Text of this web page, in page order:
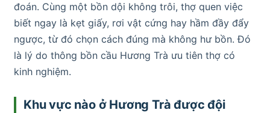
đoán. Cùng một bồn dội không trôi, thợ quen việc
biết ngay là kẹt giấy, rơi vật cứng hay hầm đầy đẩy
ngược, từ đó chọn cách đúng mà không hư bồn. Đó
là lý do thông bồn cầu Hương Trà ưu tiên thợ có
kinh nghiệm.
Khu vực nào ở Hương Trà được đội